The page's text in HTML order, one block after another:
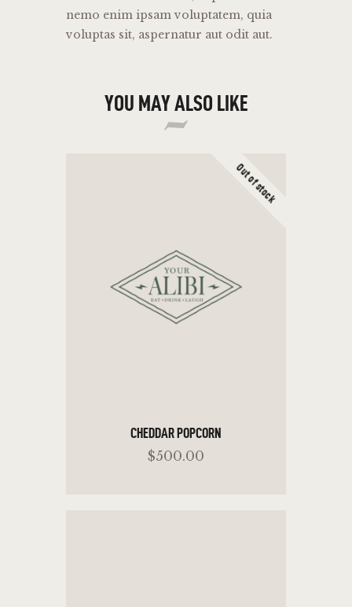
nemo enim ipsam voluptatem, quia
voluptas sit, aspernatur aut odit aut.
YOU MAY ALSO LIKE
Out of stock
CHEDDAR POPCORN
$500.00